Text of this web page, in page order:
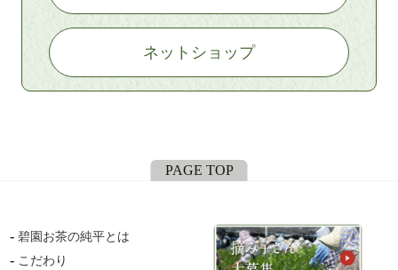
ネットショップ
PAGE TOP
碧園お茶の純平とは
こだわり